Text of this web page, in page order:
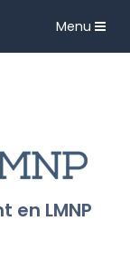
Toggle
Menu
en LMNP